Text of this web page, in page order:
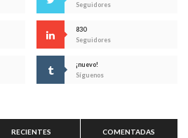
Seguidores
830
Seguidores
¡nuevo!
Síguenos
RECIENTES COMENTADAS